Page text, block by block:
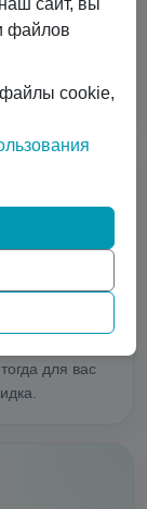
по
снабдить
для вас
сайт, вы
файлов
cookie,